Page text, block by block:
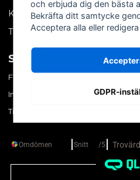
Köpvillkor
Tips & trix
SOCIALA MEDIER
Facebook
Instagram
TikTok
och erbjuda dig den bästa
Bekräfta ditt samtycke
Acceptera alla eller
GDPR-